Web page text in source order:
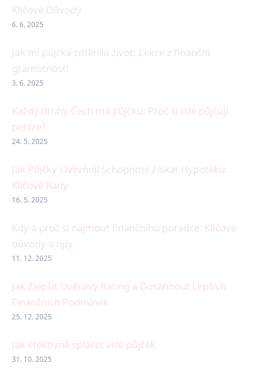
Klíčové Důvody
6. 6. 2025
Jak mi půjčka změnila život: Lekce z finanční
gramotnosti
3. 6. 2025
Každý druhý Čech má půjčku: Proč si lidé půjčují
peníze?
24. 5. 2025
Jak Půjčky Ovlivňují Schopnost Získat Hypotéku:
Klíčové Rady
16. 5. 2025
Kdy a proč si najmout finančního poradce: Klíčové
důvody a tipy
11. 12. 2025
Jak Zlepšit Úvěrový Rating a Dosáhnout Lepších
Finančních Podmínek
25. 12. 2025
Jak efektivně splácet více půjček
31. 10. 2025